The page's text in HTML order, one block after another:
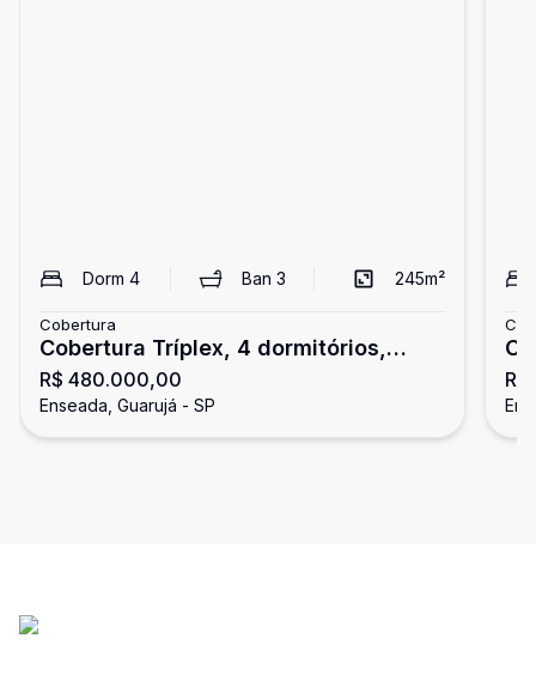
Dorm 4 Ban3 245m²
Cobertura
Cobertura Tríplex, 4 dormitórios,
Região Brunella, Guarujá
R$ 480.000,00
Enseada, Guarujá - SP